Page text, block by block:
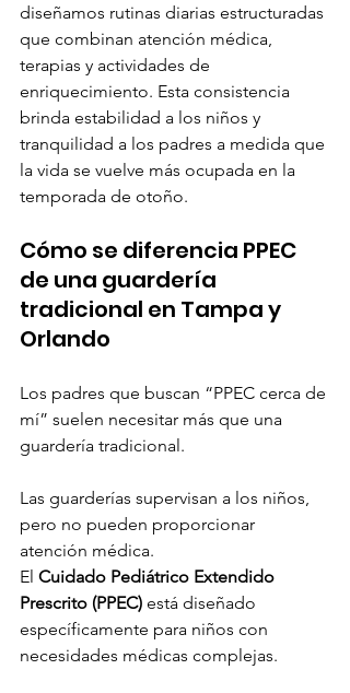
diseñamos rutinas diarias estructuradas
que combinan atención médica,
terapias y actividades de
enriquecimiento. Esta consistencia
brinda estabilidad a los niños y
tranquilidad a los padres a medida que
la vida se vuelve más ocupada en la
temporada de otoño.
Cómo se diferencia PPEC
de una guardería
tradicional en Tampa y
Orlando
Los padres que buscan “PPEC cerca de
mí” suelen necesitar más que una
guardería tradicional.
Las guarderías supervisan a los niños,
pero no pueden proporcionar
atención médica.
El Cuidado Pediátrico Extendido
Prescrito (PPEC) está diseñado
específicamente para niños con
necesidades médicas complejas.